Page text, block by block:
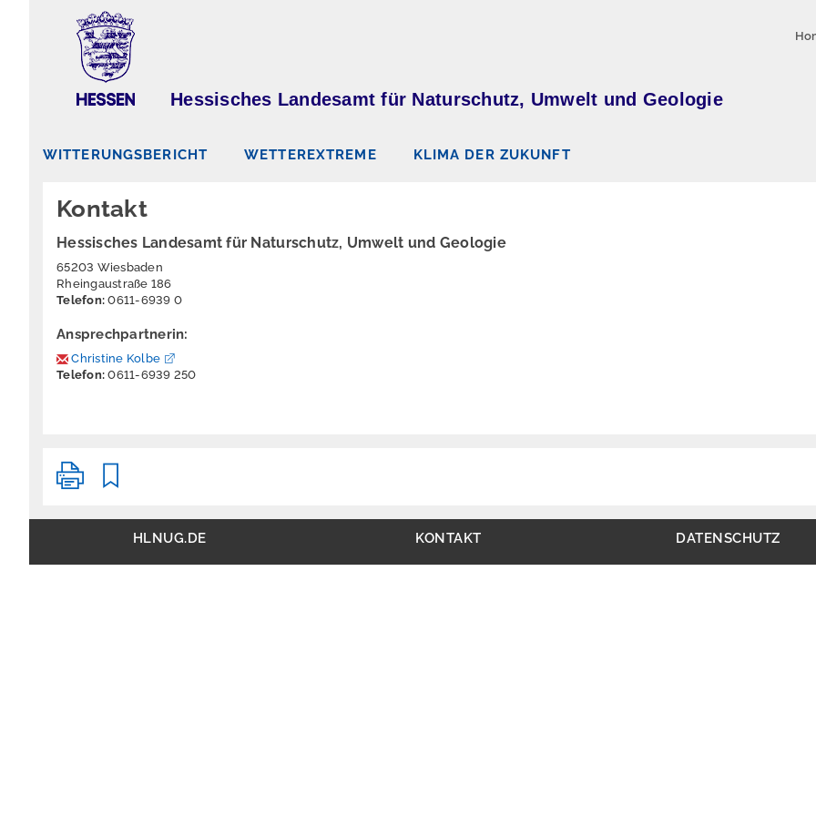
Hessisches Landesamt für Naturschutz, Umwelt und Geologie
WITTERUNGSBERICHT WETTEREXTREME KLIMA DER ZUKUNFT
Kontakt
Hessisches Landesamt für Naturschutz, Umwelt und Geologie
65203 Wiesbaden
Rheingaustraße 186
Telefon: 0611-6939 0
Ansprechpartnerin:
Christine Kolbe
Telefon: 0611-6939 250
HLNUG.DE KONTAKT DATENSCHUTZ